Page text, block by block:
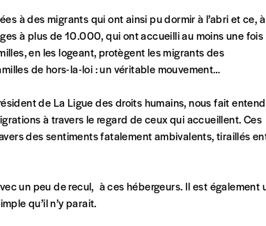
Les mots de
Par numéro
5€*
*Prix indicatif, frais de port inclus
à des migrants qui ont ainsi pu dormir à l’abri et ce, à
à plus de 10.000, qui ont accueilli au moins une fois
en les logeant, protègent les migrants des
de hors-la-loi : un véritable mouvement…
de La Ligue des droits humains, nous fait
à travers le regard de ceux qui accueillent. Ces
des sentiments fatalement ambivalents, tiraillés
un peu de recul, à ces hébergeurs. Il est également
qu’il n’y parait.